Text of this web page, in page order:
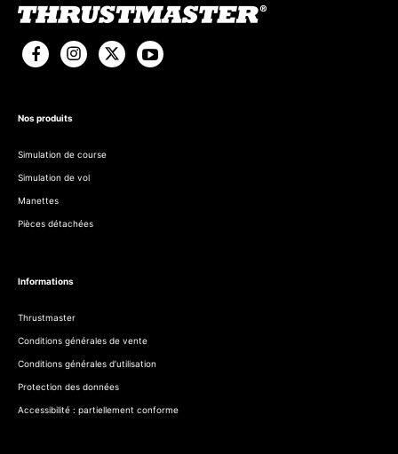
Nos produits
Simulation de course
Simulation de vol
Manettes
Pièces détachées
Informations
Thrustmaster
Conditions générales de vente
Conditions générales d’utilisation
Protection des données
Accessibilité : partiellement conforme